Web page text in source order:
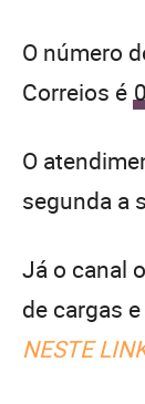
O número
Correios é
O
segunda a
Já o canal
de cargas
NESTE